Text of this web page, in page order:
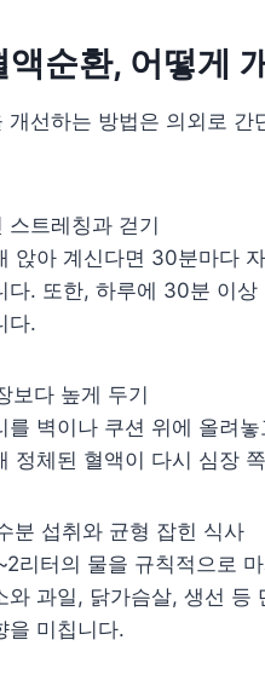
액순환, 어떻게
개선하는 방법은 의외로
스트레칭과 걷기
앉아 계신다면 30분마다
다. 또한, 하루에 30분 이
다.
보다 높게 두기
를 벽이나 쿠션 위에 올려
정체된 혈액이 다시 심장
분 섭취와 균형 잡힌 식사
리터의 물을 규칙적으로
와 과일, 닭가슴살, 생선 등
을 미칩니다.